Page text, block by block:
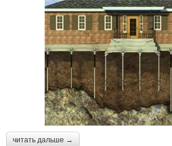
читать дальше →